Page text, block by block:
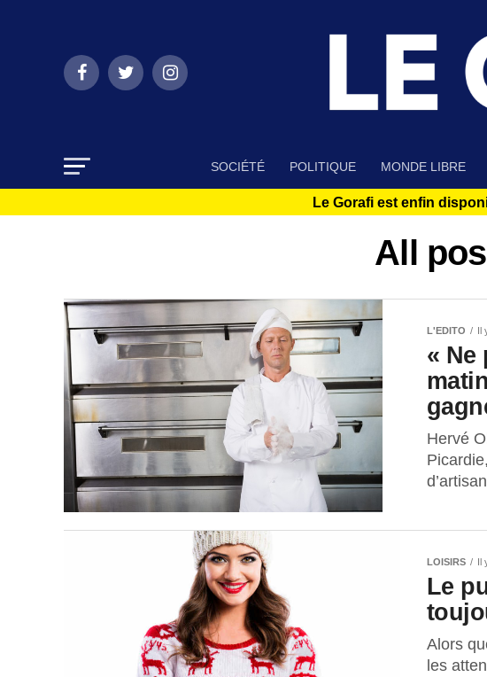
SOCIÉTÉ POLITIQUE MONDE LIBRE
Le Gorafi est enfin
All
L'EDITO
« Ne
Hervé
LOISIRS
Le
Alors
les